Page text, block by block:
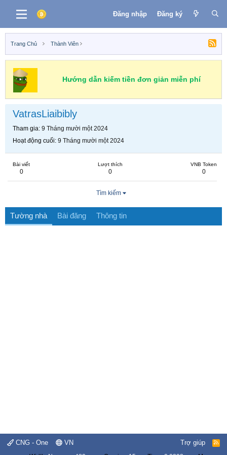
Đăng nhập Đăng ký
Trang Chủ Thành Viên
Hướng dẫn kiếm tiền đơn giản miễn phí
VatrasLiaibibly
Tham gia 9 Tháng mười một 2024
Hoạt động cuối 9 Tháng mười một 2024
Bài viết
0
Lượt thích
0
VNB Token
0
Tìm kiếm
Tường nhà Bài đăng Thông tin
CNG - One VN Trợ giúp
R